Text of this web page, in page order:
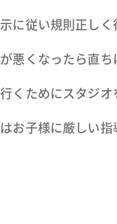
に従い規則正しく
悪くなったら直
くためにスタジ
はお子様に厳しい